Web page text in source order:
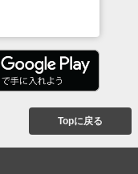
Topに戻る